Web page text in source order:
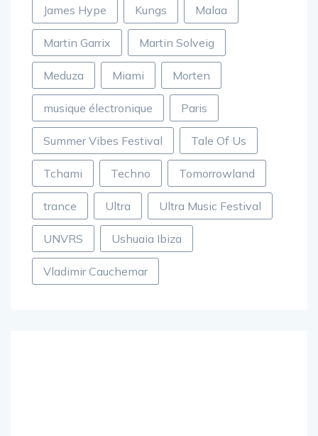
James Hype Kungs Malaa
Martin Garrix Martin Solveig
Meduza Miami Morten
musique électronique Paris
Summer Vibes Festival Tale Of Us
Tchami Techno Tomorrowland
trance Ultra Ultra Music Festival
UNVRS Ushuaia Ibiza
Vladimir Cauchemar